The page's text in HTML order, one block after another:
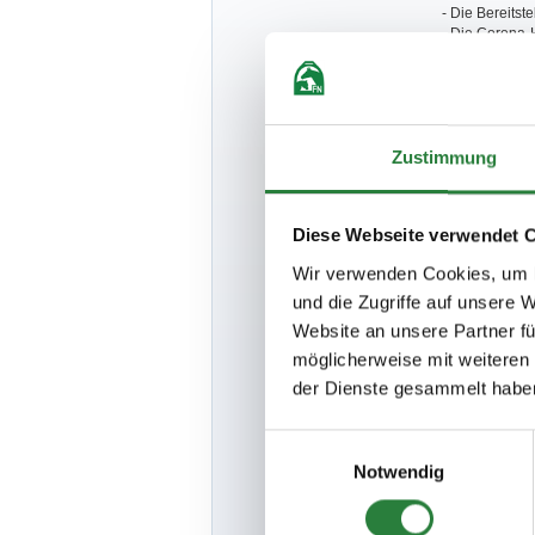
Zustimmung
Diese Webseite verwendet
Wir verwenden Cookies,
und die Zugriffe auf unsere
Website an unsere Partner
möglicherweise mit
der Dienste gesammelt
Notwendig
- Die
- Die
- Bei der
Veranstalter
- Zu § 59
- Die
zuständigen
- Das
nicht den
- Richter:
Kira Wulferfing.
- Bei dieser
vor
können